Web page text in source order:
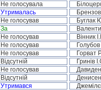
Не голосувала
Утрималась
Не голосував Буглак
За
Не голосував Вінник
Не голосував Голубов
Не голосував Горват
Відсутній Гринів
Не голосував
Відсутній
Утримався